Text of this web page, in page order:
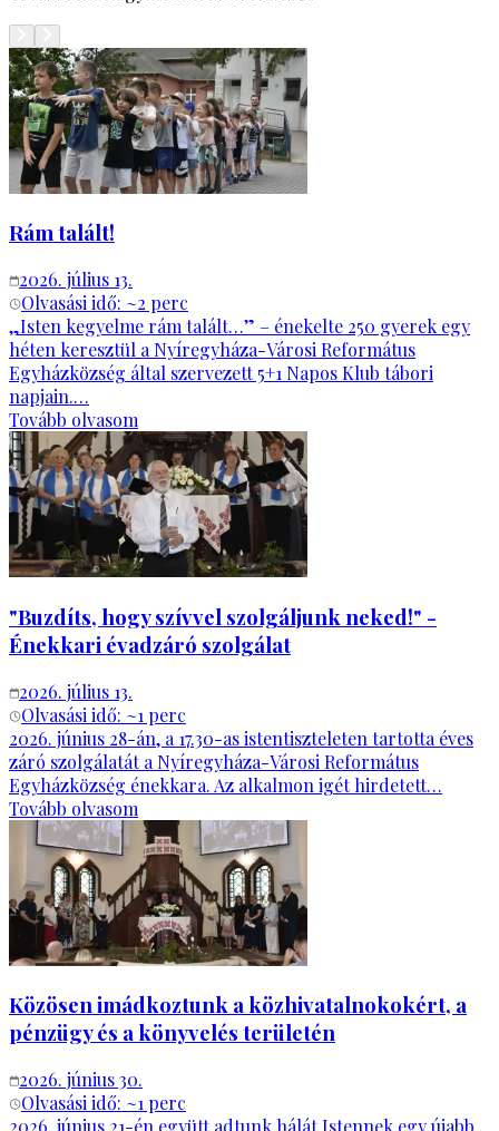
Rám talált!
2026. július 13.
Olvasási idő: ~2 perc
„Isten kegyelme rám talált…” – énekelte 250 gyerek egy
héten keresztül a Nyíregyháza-Városi Református
Egyházközség által szervezett 5+1 Napos Klub tábori
napjain.…
Tovább olvasom
"Buzdíts, hogy szívvel szolgáljunk neked!" -
Énekkari évadzáró szolgálat
2026. július 13.
Olvasási idő: ~1 perc
2026. június 28-án, a 17.30-as istentiszteleten tartotta éves
záró szolgálatát a Nyíregyháza-Városi Református
Egyházközség énekkara. Az alkalmon igét hirdetett…
Tovább olvasom
Közösen imádkoztunk a közhivatalnokokért, a
pénzügy és a könyvelés területén
2026. június 30.
Olvasási idő: ~1 perc
2026. június 21-én együtt adtunk hálát Istennek egy újabb